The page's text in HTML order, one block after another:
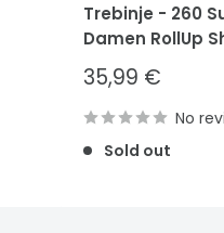
Trebinje - 260
Damen RollUp
Sale
price
35,99 €
No
Sold out